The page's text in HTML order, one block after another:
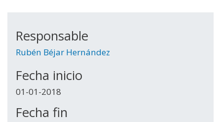
Responsable
Rubén Béjar Hernández
Fecha inicio
01-01-2018
Fecha fin